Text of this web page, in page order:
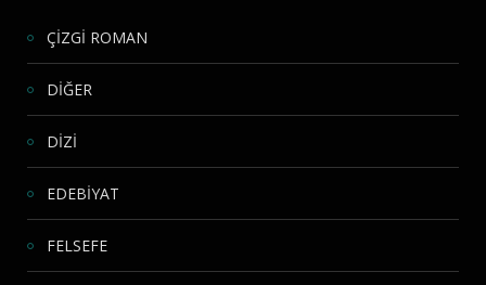
ÇİZGİ ROMAN
DİĞER
DİZİ
EDEBİYAT
FELSEFE